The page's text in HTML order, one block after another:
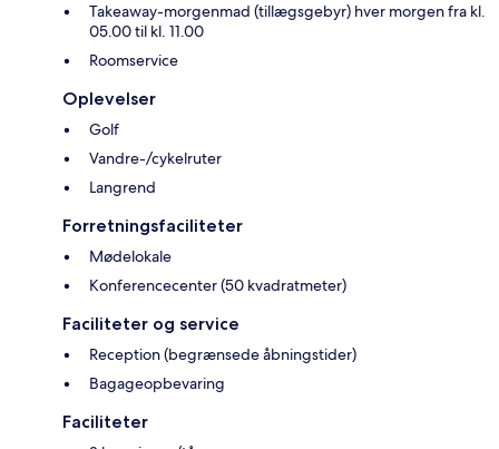
Takeaway-morgenmad (tillægsgebyr) hver morgen fra kl.
05.00 til kl. 11.00
Roomservice
Oplevelser
Golf
Vandre-/cykelruter
Langrend
Forretningsfaciliteter
Mødelokale
Konferencecenter (50 kvadratmeter)
Faciliteter og service
Reception (begrænsede åbningstider)
Bagageopbevaring
Faciliteter